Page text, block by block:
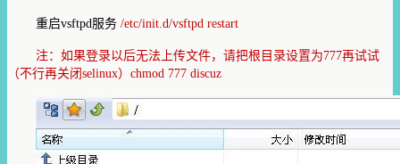
重启vsftpd服务 /etc/init.d/vsftpd restart
注：如果登录以后无法上传文件，请把根目录设置为777再试试
（不行再关闭selinux）chmod 777 discuz